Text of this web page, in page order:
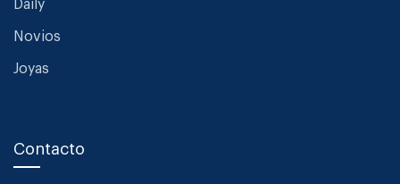
Daily
Novios
Joyas
Contacto